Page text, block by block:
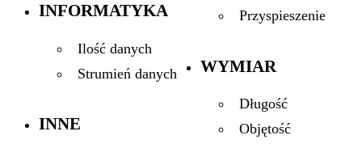
INFORMATYKA
Ilość danych
Strumień danych
INNE
Przyspieszenie
WYMIAR
Długość
Objętość